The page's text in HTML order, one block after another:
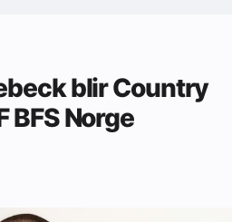
blir Country
BFS Norge